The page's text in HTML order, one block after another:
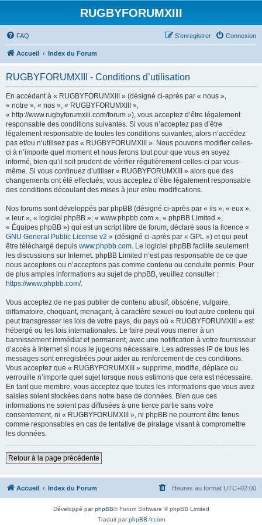
RUGBYFORUMXIII
FAQ Connexion
S’enregistrer
Accueil Index du Forum
RUGBYFORUMXIII - Conditions d’utilisation
En accédant à « RUGBYFORUMXIII » (désigné ci-après par « nous »,
« notre », « nos », « RUGBYFORUMXIII »,
« http://www.rugbyforumxiii.com/forum »), vous acceptez d’être légalement
responsable des conditions suivantes. Si vous n’acceptez pas d’être
légalement responsable de toutes les conditions suivantes, alors n’accédez
pas et/ou n’utilisez pas « RUGBYFORUMXIII ». Nous pouvons modifier celles-
ci à n’importe quel moment et nous ferons tout pour que vous en soyez
informé, bien qu’il soit prudent de vérifier régulièrement celles-ci par vous-
même. Si vous continuez d’utiliser « RUGBYFORUMXIII » alors que des
changements ont été effectués, vous acceptez d’être légalement responsable
des conditions découlant des mises à jour et/ou modifications.
Nos forums sont développés par phpBB (désigné ci-après par « ils », « eux »,
« leur », « logiciel phpBB », « www.phpbb.com », « phpBB Limited »,
« Équipes phpBB ») qui est un script libre de forum, déclaré sous la licence «
GNU General Public License v2 » (désigné ci-après par « GPL ») et qui peut
être téléchargé depuis www.phpbb.com. Le logiciel phpBB facilite seulement
les discussions sur Internet. phpBB Limited n’est pas responsable de ce que
nous acceptons ou n’acceptons pas comme contenu ou conduite permis. Pour
de plus amples informations au sujet de phpBB, veuillez consulter :
https://www.phpbb.com/.
Vous acceptez de ne pas publier de contenu abusif, obscène, vulgaire,
diffamatoire, choquant, menaçant, à caractère sexuel ou tout autre contenu qui
peut transgresser les lois de votre pays, du pays où « RUGBYFORUMXIII » est
hébergé ou les lois internationales. Le faire peut vous mener à un
bannissement immédiat et permanent, avec une notification à votre fournisseur
d’accès à Internet si nous le jugeons nécessaire. Les adresses IP de tous les
messages sont enregistrées pour aider au renforcement de ces conditions.
Vous acceptez que « RUGBYFORUMXIII » supprime, modifie, déplace ou
verrouille n’importe quel sujet lorsque nous estimons que cela est nécessaire.
En tant que membre, vous acceptez que toutes les informations que vous avez
saisies soient stockées dans notre base de données. Bien que ces
informations ne soient pas diffusées à une tierce partie sans votre
consentement, ni « RUGBYFORUMXIII », ni phpBB ne pourront être tenus
comme responsables en cas de tentative de piratage visant à compromettre
les données.
Retour à la page précédente
Accueil Index du Forum Heures au format UTC+02:00
Développé parphpBB® Forum Software © phpBB Limited
Traduit parphpBB-fr.com